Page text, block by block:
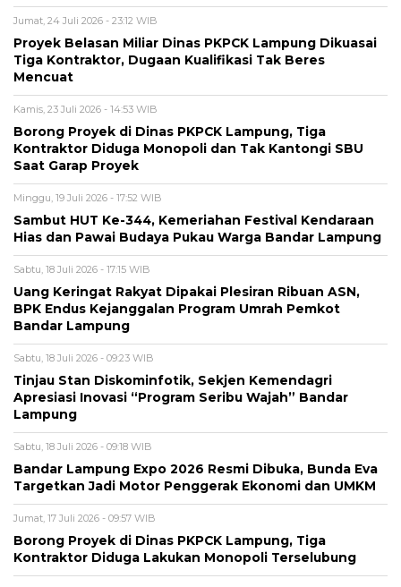
Jumat, 24 Juli 2026 - 23:12 WIB
Proyek Belasan Miliar Dinas PKPCK Lampung Dikuasai
Tiga Kontraktor, Dugaan Kualifikasi Tak Beres
Mencuat
Kamis, 23 Juli 2026 - 14:53 WIB
Borong Proyek di Dinas PKPCK Lampung, Tiga
Kontraktor Diduga Monopoli dan Tak Kantongi SBU
Saat Garap Proyek
Minggu, 19 Juli 2026 - 17:52 WIB
Sambut HUT Ke-344, Kemeriahan Festival Kendaraan
Hias dan Pawai Budaya Pukau Warga Bandar Lampung
Sabtu, 18 Juli 2026 - 17:15 WIB
Uang Keringat Rakyat Dipakai Plesiran Ribuan ASN,
BPK Endus Kejanggalan Program Umrah Pemkot
Bandar Lampung
Sabtu, 18 Juli 2026 - 09:23 WIB
Tinjau Stan Diskominfotik, Sekjen Kemendagri
Apresiasi Inovasi “Program Seribu Wajah” Bandar
Lampung
Sabtu, 18 Juli 2026 - 09:18 WIB
Bandar Lampung Expo 2026 Resmi Dibuka, Bunda Eva
Targetkan Jadi Motor Penggerak Ekonomi dan UMKM
Jumat, 17 Juli 2026 - 09:57 WIB
Borong Proyek di Dinas PKPCK Lampung, Tiga
Kontraktor Diduga Lakukan Monopoli Terselubung